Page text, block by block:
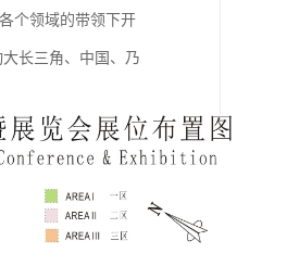
个领域的带领下开
长三角、中国、乃